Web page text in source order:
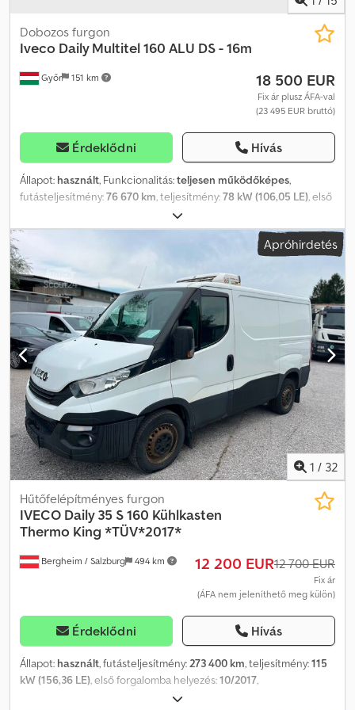
Győr 151 km
Dobozos furgon
Iveco Daily Multitel 160 ALU DS - 16m
18 500 EUR
Fix ár plusz ÁFA-val
(23 495 EUR bruttó)
Érdeklődni Hívás
Állapot: használt, Funkcionalitás:teljesen működőképes,
futásteljesítmény:76 670 km, teljesítmény:78 kW (106,05 LE), első
, üzemanyagtípus:
3 500 kg, gumiabroncs állapota:80 százalék, tengelyelrendezés:
, kibocsátási osztály:Euro 5,
ülések száma:
, Gyártási év:
ABS, szervokormány, Iveco Daily Multitel 160 ALU DS - 16m Djdpfx
Aljzg Dxus Nock Munkamagasság: 16 m Futott kilométer: 76 670
km Üzemóra: 4 821 Gyártási év: 2014/01 Kibocsátási osztály: EURO5
Teljesítmény: 78 kW Hengerűrtartalom: 2 287 ccm Típus:
Hidraulikus munkaállvány, használt jármű Üzemanyag: Dízel
Megengedett össztömeg (GVW): 3 500 kg Ülések száma: 2 Váltó:
Kézi váltó Készleten Felszereltség: ABS, szervókormány Jármű
leírása: A gép jó műszaki állapotban van, a motor és a hidraulikus
rendszer nagyon tiszta, kiválóan működik. Az ár NETTÓ export.
Beszélünk: - Angolul - Németül - Magyarul
Apróhirdetés
1 / 32
Bergheim / Salzburg 494 km
Hűtőfelépítményes furgon
IVECO Daily 35 S 160 Kühlkasten
Thermo King *TÜV*2017*
12 200 EUR12 700 EUR
Fix ár
(ÁFA nem jeleníthető meg külön)
Érdeklődni Hívás
Állapot: használt, futásteljesítmény:273 400 km, teljesítmény:115
kW (156,36 LE), első forgalomba helyezés:10/2017,
, össztömeg: